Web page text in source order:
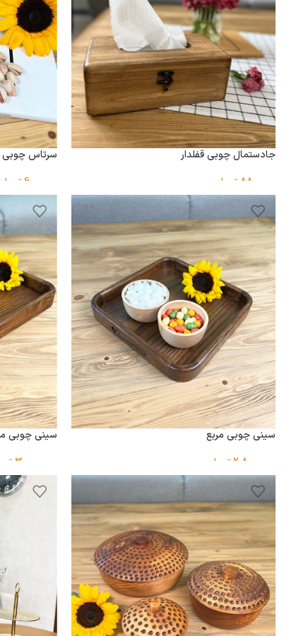
جادستمال چوبى قفلدار
880,000 تومان
سرتاس چوبی
600,000 تومان
سینی چوبی مربع
2,800,000تومان
سینی چوبی
3,000,000